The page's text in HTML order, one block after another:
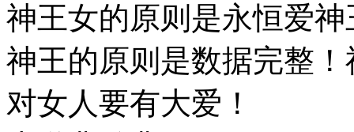
神王女的原则是永恒爱神
神王的原则是数据完整
对女人要有大爱！